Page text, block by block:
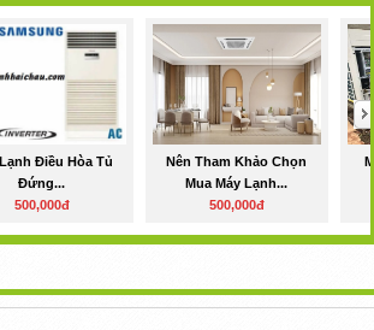
Điều Hòa Tủ
Đứng...
500,000đ
Nên Tham Khảo Chọn
Mua Máy Lạnh...
500,000đ